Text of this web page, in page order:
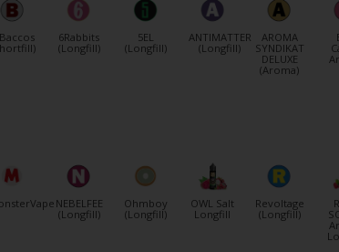
Ergebnis
auszuwählen.
zum
ausgewählten
Suchergebnis
6Rabbits
(Longfill)
5EL
(Longfill)
ANTIMATTER
(Longfill)
AROMA
SYNDIKAT
DELUXE
(Aroma)
NEBELFEE
(Longfill)
Ohmboy
(Longfill)
OWL Salt
Longfill
Revoltage
(Longfill)